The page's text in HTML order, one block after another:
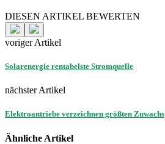
DIESEN ARTIKEL BEWERTEN
voriger Artikel
Solarenergie rentabelste Stromquelle
nächster Artikel
Elektroantriebe verzeichnen größten Zuwachs
Ähnliche Artikel